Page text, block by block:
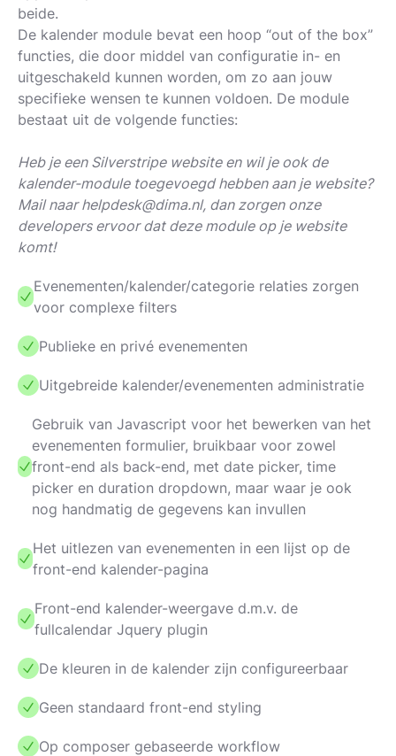
beide.
De kalender module bevat een hoop “out of the box”
functies, die door middel van configuratie in- en
uitgeschakeld kunnen worden, om zo aan jouw
specifieke wensen te kunnen voldoen. De module
bestaat uit de volgende functies:
Heb je een Silverstripe website en wil je ook de
kalender-module toegevoegd hebben aan je website?
Mail naar helpdesk@dima.nl, dan zorgen onze
developers ervoor dat deze module op je website
komt!
Evenementen/kalender/categorie relaties zorgen
voor complexe filters
Publieke en privé evenementen
Uitgebreide kalender/evenementen administratie
Gebruik van Javascript voor het bewerken van het
evenementen formulier, bruikbaar voor zowel
front-end als back-end, met date picker, time
picker en duration dropdown, maar waar je ook
nog handmatig de gegevens kan invullen
Het uitlezen van evenementen in een lijst op de
front-end kalender-pagina
Front-end kalender-weergave d.m.v. de
fullcalendar Jquery plugin
De kleuren in de kalender zijn configureerbaar
Geen standaard front-end styling
Op composer gebaseerde workflow